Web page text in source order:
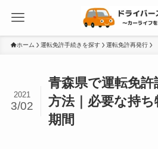
ホーム 運転免許手続きを探す 運転免許再発行
青森県で運転免
方法｜必要な持ち
期間
2021
3/02